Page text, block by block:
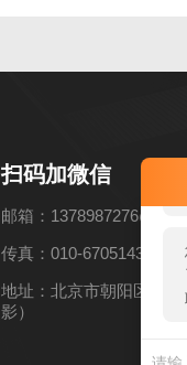
扫码加微信
邮箱：
传真：010-67051434
地址：北京市朝阳区高碑
影）